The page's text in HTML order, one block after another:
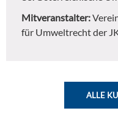
Mitveranstalter:
für Umweltrecht der
ALLE